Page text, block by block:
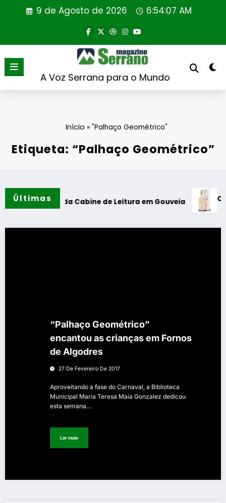
9 de Agosto de 2026 6:54:08 AM
A Voz Serrana para o Mundo
Início » "Palhaço Geométrico"
Etiqueta: “Palhaço Geométrico”
Últimasda Cabine de Leitura em Gouveia Casa de
“Palhaço Geométrico”
encantou as crianças em Fornos
de Algodres
27 De Fevereiro De 2017
Aproveitando a fase do Carnaval, a Biblioteca
Municipal Maria Teresa Maia Gonzalez dedicou
esta semana…
Ler mais